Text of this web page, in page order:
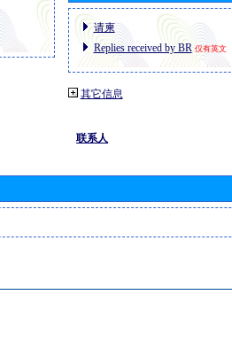
请柬
Replies received by BR 仅有英文
其它信息
联系人